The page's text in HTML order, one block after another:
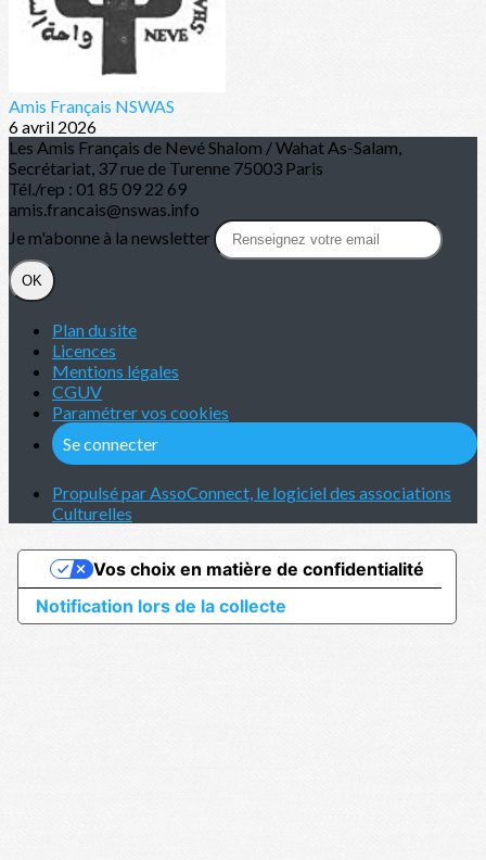
Amis Français NSWAS
6 avril 2026
Les Amis Français de Nevé Shalom / Wahat As-Salam,
Secrétariat, 37 rue de Turenne 75003 Paris
Tél./rep : 01 85 09 22 69
amis.francais@nswas.info
Je m'abonne à la newsletter
OK
Plan du site
Licences
Mentions légales
CGUV
Paramétrer vos cookies
Se connecter
Propulsé par AssoConnect, le logiciel des associations
Culturelles
Notification lors de la collecte
Vos choix en matière de confidentialité